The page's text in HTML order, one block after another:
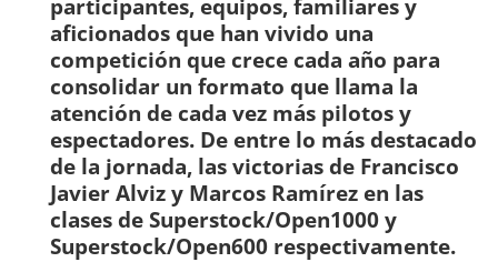
aficionados que han vivido una
competición que crece cada año para
consolidar un formato que llama la
atención de cada vez más pilotos y
espectadores. De entre lo más destacado
de la jornada, las victorias de Francisco
Javier Alviz y Marcos Ramírez en las
clases de Superstock/Open1000 y
Superstock/Open600 respectivamente.